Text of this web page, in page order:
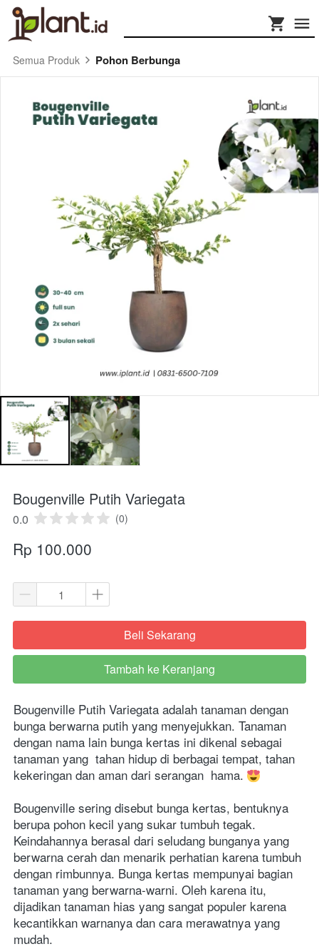
Semua Produk Pohon Berbunga
Bougenville Putih Variegata
0.0 (0)
Rp 100.000
`Beli Sekarang
`
Tambah ke Keranjang
Bougenville Putih Variegata adalah tanaman dengan
bunga berwarna putih yang menyejukkan. Tanaman
dengan nama lain bunga kertas ini dikenal sebagai
tanaman yang  tahan hidup di berbagai tempat, tahan
kekeringan dan aman dari serangan  hama.
Bougenville sering disebut bunga kertas, bentuknya
berupa pohon kecil yang sukar tumbuh tegak.
Keindahannya berasal dari seludang bunganya yang
berwarna cerah dan menarik perhatian karena tumbuh
dengan rimbunnya. Bunga kertas mempunyai bagian
tanaman yang berwarna-warni. Oleh karena itu,
dijadikan tanaman hias yang sangat populer karena
kecantikkan warnanya dan cara merawatnya yang
mudah.